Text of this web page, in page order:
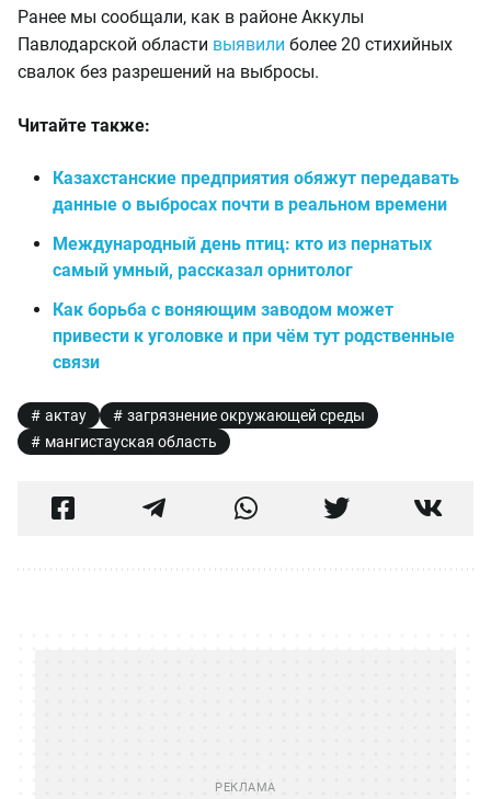
Ранее мы сообщали, как в районе Аккулы
Павлодарской области выявили более 20 стихийных
свалок без разрешений на выбросы.
Читайте также:
Казахстанские предприятия обяжут передавать
данные о выбросах почти в реальном времени
Международный день птиц: кто из пернатых
самый умный, рассказал орнитолог
Как борьба с воняющим заводом может
привести к уголовке и при чём тут родственные
связи
актау
загрязнение окружающей среды
мангистауская область